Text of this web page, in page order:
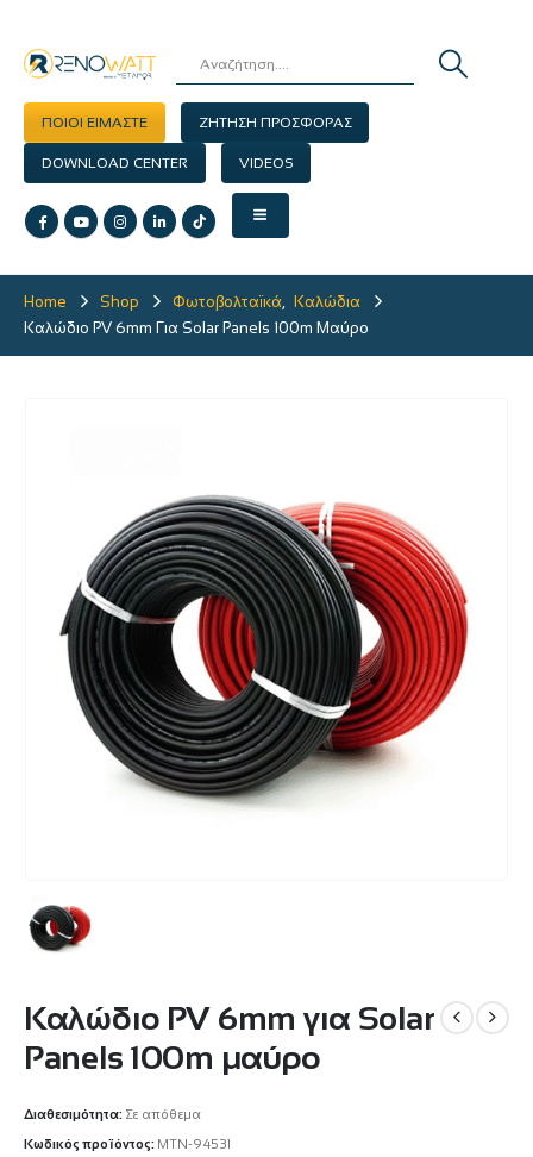
ΠΟΙΟΙ ΕΙΜΑΣΤΕ ΖΗΤΗΣΗ ΠΡΟΣΦΟΡΑΣ
DOWNLOAD CENTER VIDEOS
Home Shop Φωτοβολταϊκά
Καλώδια
Καλώδιο PV 6mm Για Solar Panels 100m Μαύρο
Καλώδιο PV 6mm για Solar
Panels 100m μαύρο
Διαθεσιμότητα: Σε απόθεμα
Κωδικός προϊόντος: MTN-94531